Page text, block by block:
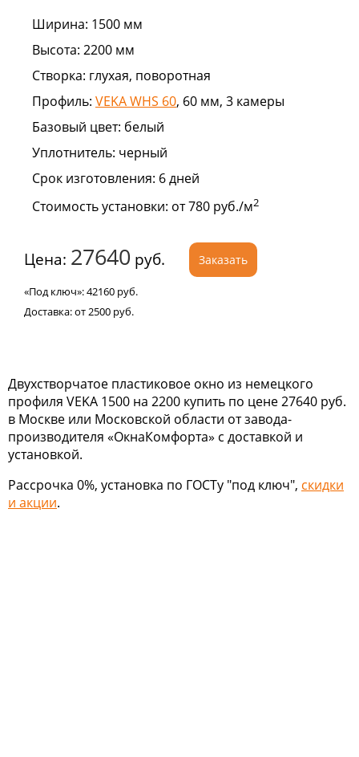
Ширина: 1500 мм
Высота: 2200 мм
Створка: глухая, поворотная
Профиль: VEKA WHS 60, 60 мм, 3 камеры
Базовый цвет: белый
Уплотнитель: черный
Срок изготовления: 6 дней
Стоимость установки: от 780 руб./м2
Цена: 27640 руб.
«Под ключ»:42160 руб.
Доставка:от 2500 руб.
Заказать
Двухстворчатое пластиковое окно из немецкого
профиля VEKA 1500 на 2200 купить по цене 27640 руб.
в Москве или Московской области от завода-
производителя «ОкнаКомфорта» с доставкой и
установкой.
Рассрочка 0%, установка по ГОСТу "под ключ", скидки
и акции.